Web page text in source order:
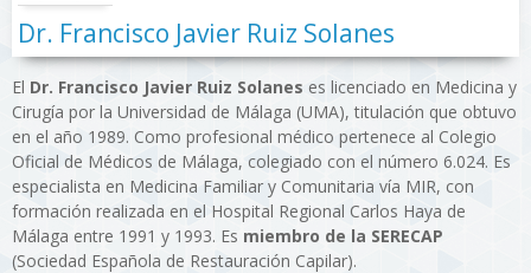
Dr. Francisco Javier Ruiz Solanes
El Dr. Francisco Javier Ruiz Solanes es licenciado en Medicina y
Cirugía por la Universidad de Málaga (UMA), titulación que obtuvo
en el año 1989. Como profesional médico pertenece al Colegio
Oficial de Médicos de Málaga, colegiado con el número 6.024. Es
especialista en Medicina Familiar y Comunitaria vía MIR, con
formación realizada en el Hospital Regional Carlos Haya de
Málaga entre 1991 y 1993. Es miembro de la SERECAP
(Sociedad Española de Restauración Capilar).